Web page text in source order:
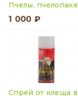
Пчелы,
1 000 ₽
Спрей от клеща